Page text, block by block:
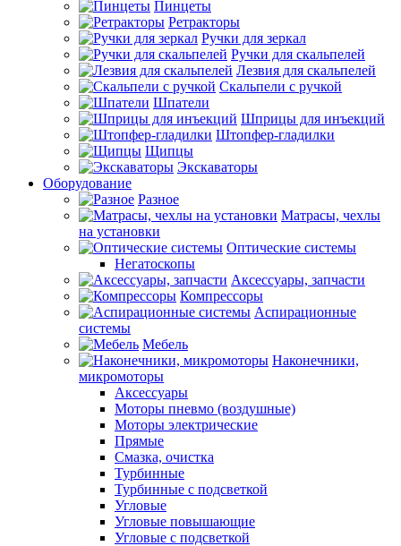
Пинцеты
Ретракторы
Ручки для зеркал
Ручки для скальпелей
Лезвия для скальпелей
Скальпели с ручкой
Шпатели
Шприцы для инъекций
Штопфер-гладилки
Щипцы
Экскаваторы
Оборудование
Разное
Матрасы, чехлы
на установки
Оптические системы
Негатоскопы
Аксессуары, запчасти
Компрессоры
Аспирационные
системы
Мебель
Наконечники,
микромоторы
Аксессуары
Моторы пневмо (воздушные)
Моторы электрические
Прямые
Смазка, очистка
Турбинные
Турбинные с подсветкой
Угловые
Угловые повышающие
Угловые с подсветкой